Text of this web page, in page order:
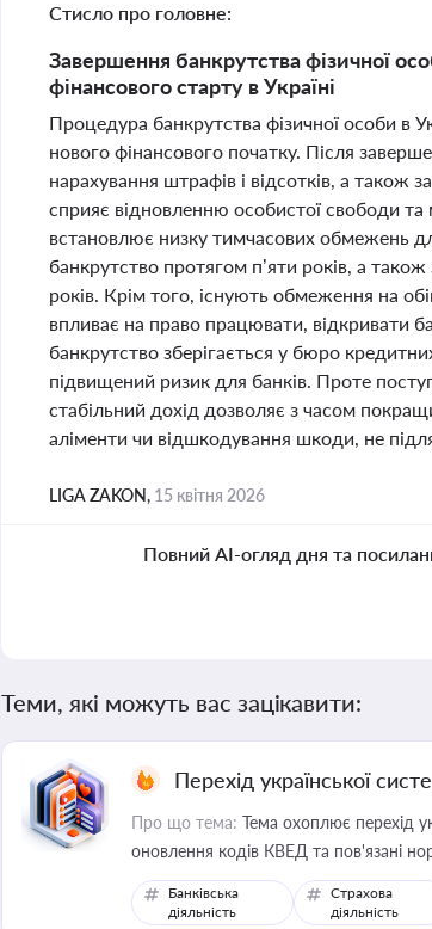
Стисло про головне:
Завершення банкрутства фізичної
фінансового старту в Україні
Процедура банкрутства фізичної особи в
нового фінансового початку. Після
нарахування штрафів і відсотків, а також
сприяє відновленню особистої свободи
встановлює низку тимчасових обмежень
банкрутство протягом п’яти років, а
років. Крім того, існують обмеження на
впливає на право працювати, відкривати
банкрутство зберігається у бюро
підвищений ризик для банків. Проте
стабільний дохід дозволяє з часом
аліменти чи відшкодування шкоди, не
LIGA ZAKON, 15 квітня 2026
Повний AI-огляд дня та
Теми, які можуть вас зацікавити:
Перехід української
Про що тема: Тема охоплює перехід
оновлення кодів КВЕД та пов'язані
Банківська
діяльність
Страхова
діяльність